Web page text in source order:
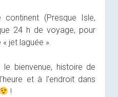
continent (Presque Isle,
24 h de voyage, pour
jet laguée ».
bienvenue, histoire de
et à l’endroit dans
!